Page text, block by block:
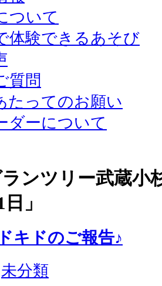
ついて
体験できるあそび
質問
たってのお願い
ダーについて
ンツリー武蔵
」
キドのご報告♪
未分類